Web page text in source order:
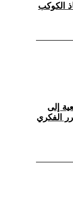
إلى
الفكري